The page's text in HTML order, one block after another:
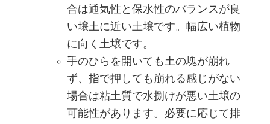
合は通気性と保水性のバランスが良
い壌土に近い土壌です。幅広い植物
に向く土壌です。
手のひらを開いても土の塊が崩れ
ず、指で押しても崩れる感じがない
場合は粘土質で水捌けが悪い土壌の
可能性があります。必要に応じて排